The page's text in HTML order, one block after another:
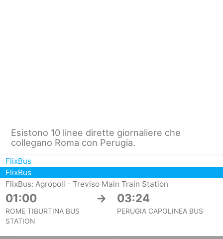
Esistono 10 linee dirette giornaliere che
collegano Roma con Perugia.
FlixBus
FlixBus
FlixBus: Agropoli - Treviso Main Train Station
01:00 → 03:24
ROME TIBURTINA BUS
STATION
PERUGIA CAPOLINEA BUS